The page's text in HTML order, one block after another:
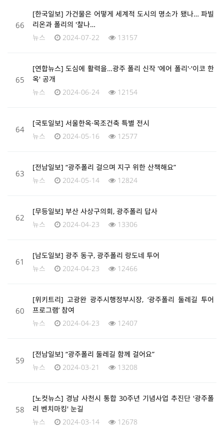
66
[한국일보] 가건물은 어떻게 세계적 도시의 명소가 됐나… 파빌
리온과 폴리의 '찰나…
뉴스
2024-07-22 13157
65
[연합뉴스] 도심에 활력을…광주 폴리 신작 '에어 폴리'·'이코 한
옥' 공개
뉴스
2024-06-24 12154
64
[국토일보] 서울한옥·목조건축 특별 전시
뉴스
2024-05-16 12577
63
[전남일보] “광주폴리 걸으며 지구 위한 산책해요”
뉴스
2024-05-14 12824
62
[무등일보] 부산 사상구의회, 광주폴리 답사
뉴스
2024-04-23 13306
61
[남도일보] 광주 동구, 광주폴리 랑도네 투어
뉴스
2024-04-23 12466
60
[위키트리] 고광완 광주시행정부시장, ‘광주폴리 둘레길 투어
프로그램’ 참여
뉴스
2024-04-23 12407
59
[전남일보] “광주폴리 둘레길 함께 걸어요”
뉴스
2024-03-21 13208
58
[노컷뉴스] 경남 사천시 통합 30주년 기념사업 추진단 '광주폴
리 벤치마킹' 눈길
뉴스
2024-03-14 12678